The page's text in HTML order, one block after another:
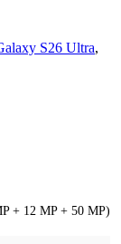
S26 Ultra,
+ 12 MP + 50 MP)